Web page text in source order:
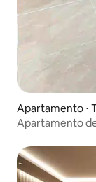
Apartamento ⋅
Apartamento